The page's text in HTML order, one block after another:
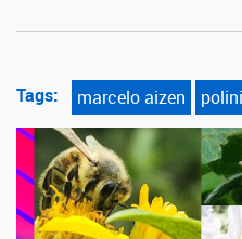
Tags: marcelo aizen